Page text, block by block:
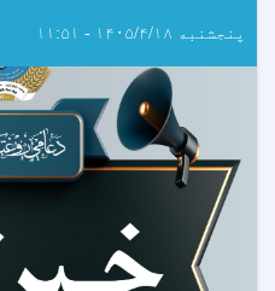
شورا
اړوند
ایګزیت
ازموینې
د
نوم
لیکنې
پنجشنبه ۱۴۰۵/۴/۱۸ - ۱۱:۵۱